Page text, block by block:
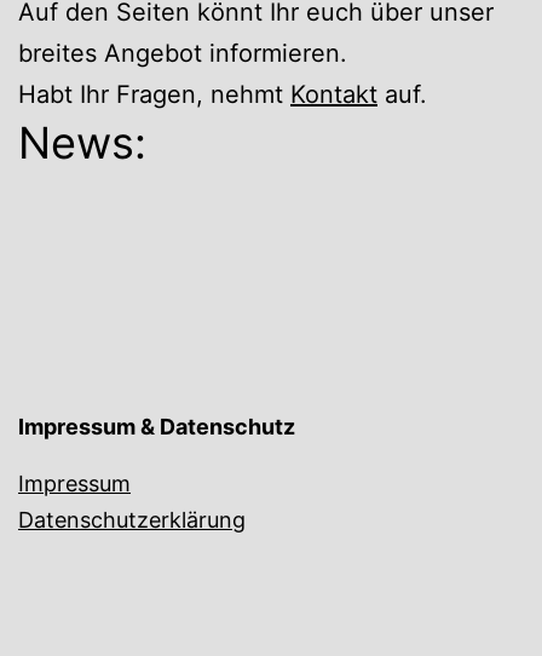
Auf den Seiten könnt Ihr euch über unser
breites Angebot informieren.
Habt Ihr Fragen, nehmt Kontakt auf.
News:
Impressum & Datenschutz
Impressum
Datenschutzerklärung